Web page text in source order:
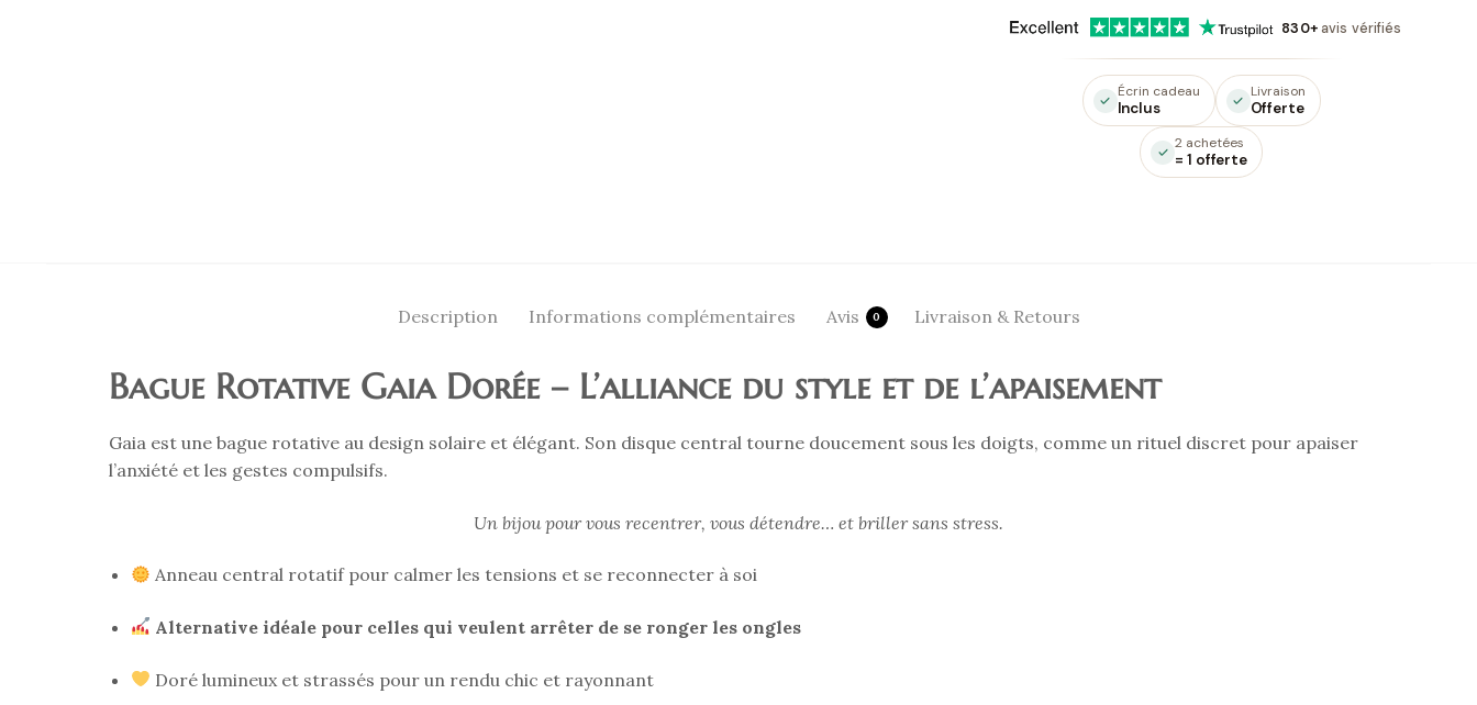
830+avis vérifiés
Écrin cadeau
Inclus
Livraison
Offerte
2 achetées
= 1 offerte
Description Informations complémentaires Avis 0 Livraison & Retours
Bague Rotative Gaia Dorée – L’alliance du style et de l’apaisement
Gaia est une bague rotative au design solaire et élégant. Son disque central tourne doucement sous les doigts, comme un rituel discret pour apaiser
l’anxiété et les gestes compulsifs.
Un bijou pour vous recentrer, vous détendre… et briller sans stress.
Anneau central rotatif pour calmer les tensions et se reconnecter à soi
Alternative idéale pour celles qui veulent arrêter de se ronger les ongles
Doré lumineux et strassés pour un rendu chic et rayonnant